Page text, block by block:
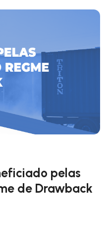
pelas
de Drawback